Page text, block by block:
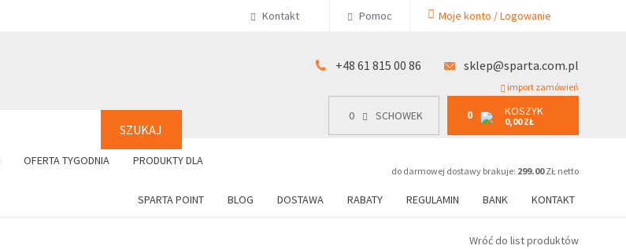
Kontakt Pomoc Moje konto / Logowanie
SZUKAJ
+48 61 815 00 86 sklep@sparta.com.pl
import zamówień
0 SCHOWEK 0 KOSZYK
0,00 ZŁ
do darmowej dostawy brakuje: 299.00ZŁ netto
OFERTA TYGODNIA PRODUKTY DLA
SPARTA POINT BLOG DOSTAWA RABATY REGULAMIN BANK KONTAKT
0 SCHOWEK 0 KOSZYK
0,00 ZŁ
+48 61 815 00 86
Wróć do list produktów